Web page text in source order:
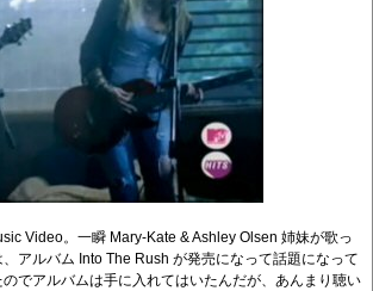
Video。一瞬 Mary-Kate & Ashley Olsen 姉妹が歌っ
アルバム Into The Rush が発売になって話題になって
でアルバムは手に入れてはいたんだが、あんまり聴い